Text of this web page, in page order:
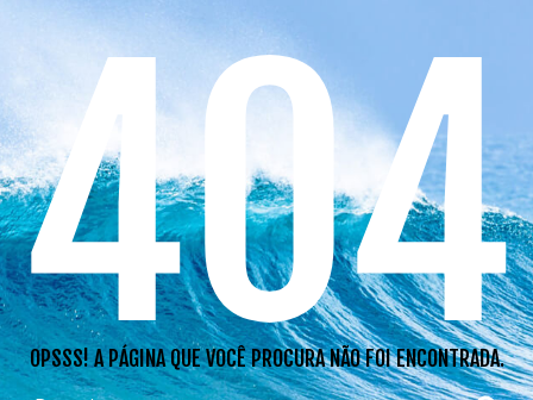
404
OPSSS! A PÁGINA QUE VOCÊ PROCURA NÃO FOI ENCONTRADA.